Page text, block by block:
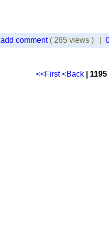
add comment ( 265 views ) |
<<First<Back | 1195 |